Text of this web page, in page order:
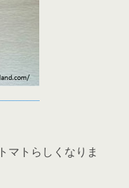
マトらしくなりま